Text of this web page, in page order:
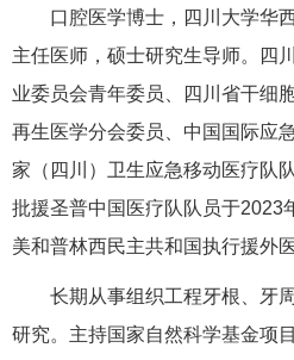
口腔医学博士，四川大学华
主任医师，硕士研究生导师。四
业委员会青年委员、四川省干细
再生医学分会委员、中国国际应
家（四川）卫生应急移动医疗队
批援圣普中国医疗队队员于2023
美和普林西民主共和国执行援外
长期从事组织工程牙根、牙
研究。主持国家自然科学基金项